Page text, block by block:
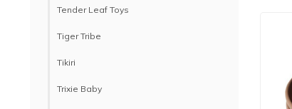
Tender Leaf Toys
Tiger Tribe
Tikiri
Trixie Baby